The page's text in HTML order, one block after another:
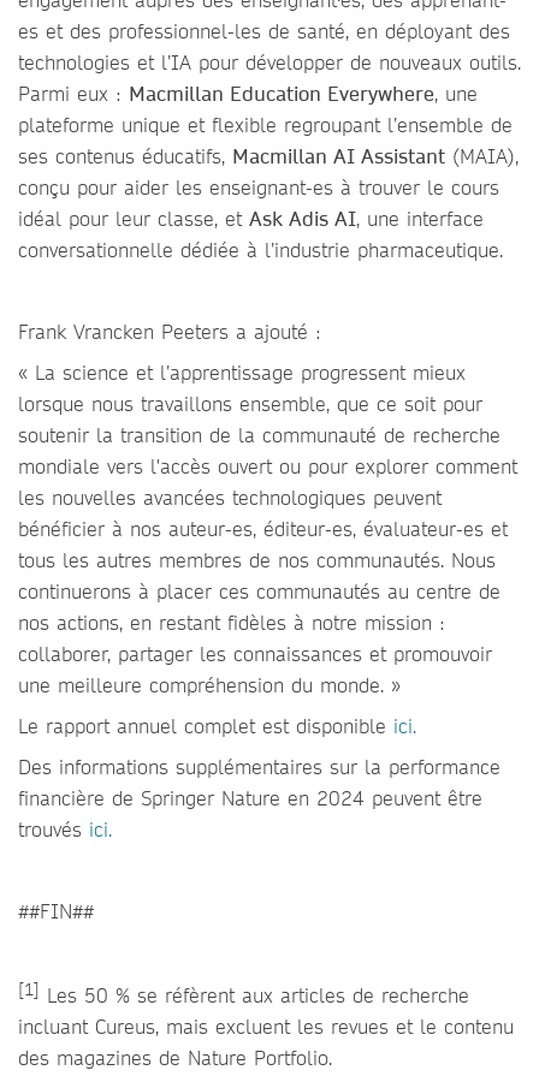
es et des professionnel-les de santé, en déployant des
technologies et l’IA pour développer de nouveaux outils.
Parmi eux : Macmillan Education Everywhere, une
plateforme unique et flexible regroupant l’ensemble de
ses contenus éducatifs, Macmillan AI Assistant (MAIA),
conçu pour aider les enseignant-es à trouver le cours
idéal pour leur classe, et Ask Adis AI, une interface
conversationnelle dédiée à l’industrie pharmaceutique.
Frank Vrancken Peeters a ajouté :
« La science et l’apprentissage progressent mieux
lorsque nous travaillons ensemble, que ce soit pour
soutenir la transition de la communauté de recherche
mondiale vers l'accès ouvert ou pour explorer comment
les nouvelles avancées technologiques peuvent
bénéficier à nos auteur-es, éditeur-es, évaluateur-es et
tous les autres membres de nos communautés. Nous
continuerons à placer ces communautés au centre de
nos actions, en restant fidèles à notre mission :
collaborer, partager les connaissances et promouvoir
une meilleure compréhension du monde. »
Le rapport annuel complet est disponible ici.
Des informations supplémentaires sur la performance
financière de Springer Nature en 2024 peuvent être
trouvés ici.
##FIN##
[1] Les 50 % se réfèrent aux articles de recherche
incluant Cureus, mais excluent les revues et le contenu
des magazines de Nature Portfolio.